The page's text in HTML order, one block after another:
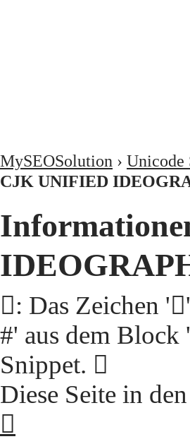
MySEOSolution › Unicode
CJK UNIFIED
𩣽: Das Zeichen
#' aus dem
Snippet. 𩣽
Diese Seite in
𩣽